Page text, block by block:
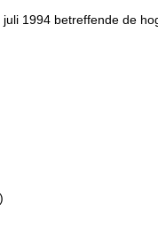
1994 betreffende de